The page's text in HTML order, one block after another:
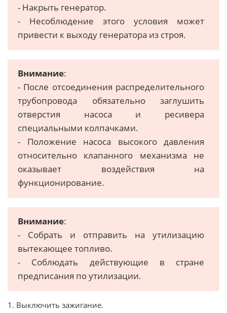
- Накрыть генератор.
- Несоблюдение этого условия может
привести к выходу генератора из строя.
Внимание:
- После отсоединения распределительного
трубопровода обязательно заглушить
отверстия насоса и ресивера
специальными колпачками.
- Положение насоса высокого давления
относительно клапанного механизма не
оказывает воздействия на
функционирование.
Внимание:
- Собрать и отправить на утилизацию
вытекающее топливо.
- Соблюдать действующие в стране
предписания по утилизации.
1. Выключить зажигание.